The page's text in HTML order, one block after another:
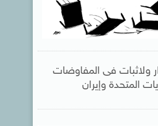
ولاثبات فى المفاوضات
المتحدة وإيران